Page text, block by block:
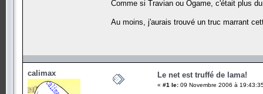
Comme si Travian ou Ogame, c'était plus
Au moins, j'aurais trouvé un truc marrant
calimax Le net est truffé de lama!
« #1 le: 09 Novembre 2006 à